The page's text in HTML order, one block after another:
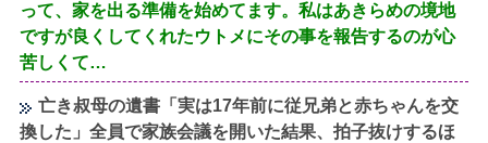
って、家を出る準備を始めてます。私はあきらめの境地
ですが良くしてくれたウトメにその事を報告するのが心
苦しくて…
亡き叔母の遺書「実は17年前に従兄弟と赤ちゃんを交
換した」全員で家族会議を開いた結果、拍子抜けするほ